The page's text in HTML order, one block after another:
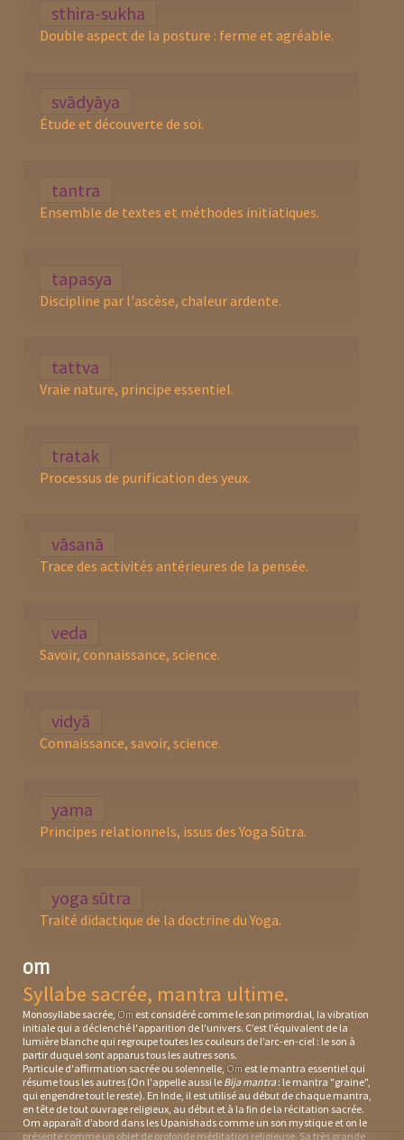
sthira-sukha
Double aspect de la posture : ferme et agréable.
svādyāya
Étude et découverte de soi.
tantra
Ensemble de textes et méthodes initiatiques.
tapasya
Discipline par l'ascèse, chaleur ardente.
tattva
Vraie nature, principe essentiel.
tratak
Processus de purification des yeux.
vāsanā
Trace des activités antérieures de la pensée.
veda
Savoir, connaissance, science.
vidyā
Connaissance, savoir, science.
yama
Principes relationnels, issus des Yoga Sūtra.
yoga sūtra
Traité didactique de la doctrine du Yoga.
om
Syllabe sacrée, mantra ultime.
Monosyllabe sacrée, Om est considéré comme le son primordial, la vibration
initiale qui a déclenché l'apparition de l’univers. C’est l’équivalent de la
lumière blanche qui regroupe toutes les couleurs de l’arc-en-ciel : le son à
partir duquel sont apparus tous les autres sons.
Particule d'affirmation sacrée ou solennelle, Om est le mantra essentiel qui
résume tous les autres (On l'appelle aussi le Bija mantra: le mantra "graine",
qui engendre tout le reste). En Inde, il est utilisé au début de chaque mantra,
en tête de tout ouvrage religieux, au début et à la fin de la récitation sacrée.
Om apparaît d’abord dans les Upanishads comme un son mystique et on le
présente comme un objet de profonde méditation religieuse. Sa très grande